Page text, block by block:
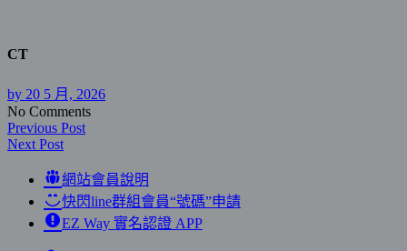
CT
by 20 5 月, 2026
No Comments
Previous Post
Next Post
網站會員說明
快閃line群組會員“號碼”申請
EZ Way 實名認證 APP